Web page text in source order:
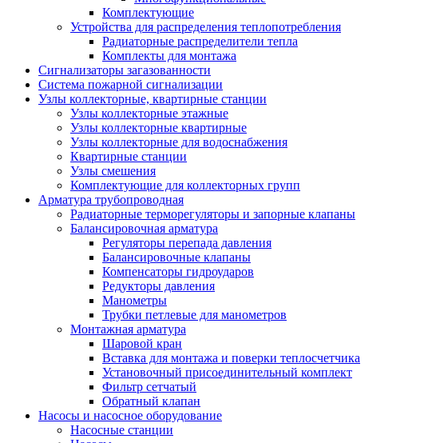
Комплектующие
Устройства для распределения теплопотребления
Радиаторные распределители тепла
Комплекты для монтажа
Сигнализаторы загазованности
Система пожарной сигнализации
Узлы коллекторные, квартирные станции
Узлы коллекторные этажные
Узлы коллекторные квартирные
Узлы коллекторные для водоснабжения
Квартирные станции
Узлы смешения
Комплектующие для коллекторных групп
Арматура трубопроводная
Радиаторные терморегуляторы и запорные клапаны
Балансировочная арматура
Регуляторы перепада давления
Балансировочные клапаны
Компенсаторы гидроударов
Редукторы давления
Манометры
Трубки петлевые для манометров
Монтажная арматура
Шаровой кран
Вставка для монтажа и поверки теплосчетчика
Установочный присоединительный комплект
Фильтр сетчатый
Обратный клапан
Насосы и насосное оборудование
Насосные станции